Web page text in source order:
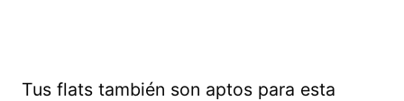
Tus flats también son aptos para esta